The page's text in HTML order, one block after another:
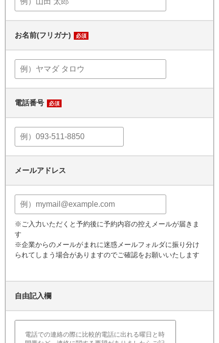
お名前(フリガナ) 必須
電話番号 必須
メールアドレス
※ご入力いただくと予約後に予約内容の控えメールが届きま
す
※企業からのメールがまれに迷惑メールフォルダに振り分け
られてしまう場合がありますのでご確認をお願いいたします
自由記入欄